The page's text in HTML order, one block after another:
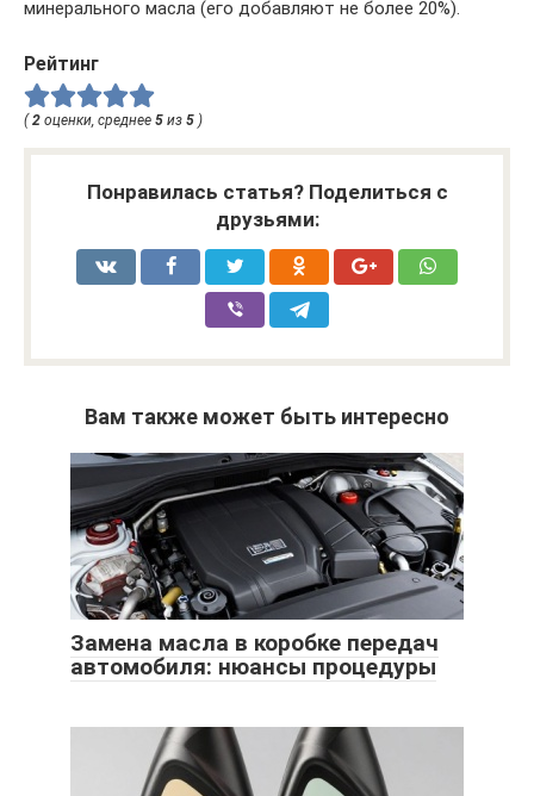
минерального масла (его добавляют не более 20%).
Рейтинг
( 2 оценки, среднее 5 из 5 )
Понравилась статья? Поделиться с
друзьями:
Вам также может быть интересно
Замена масла в коробке передач
автомобиля: нюансы процедуры